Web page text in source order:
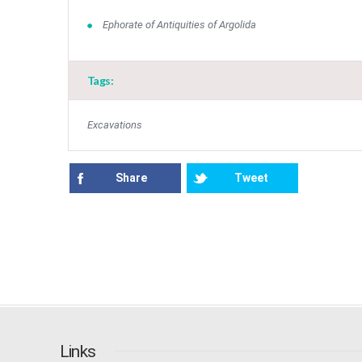
Ephorate of Antiquities of Argolida
Tags:
Excavations
Share Tweet
Links